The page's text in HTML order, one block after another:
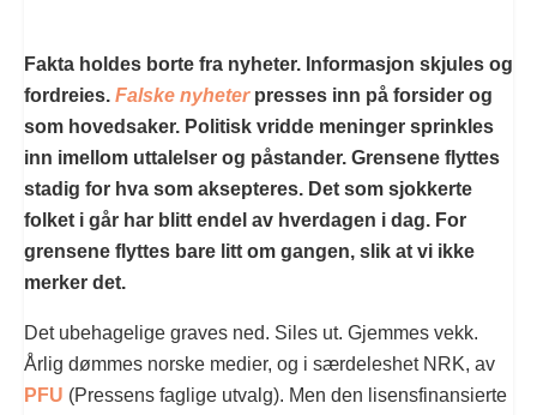
Fakta holdes borte fra nyheter. Informasjon skjules og
fordreies. Falske nyheter presses inn på forsider og
som hovedsaker. Politisk vridde meninger sprinkles
inn imellom uttalelser og påstander. Grensene flyttes
stadig for hva som aksepteres. Det som sjokkerte
folket i går har blitt endel av hverdagen i dag. For
grensene flyttes bare litt om gangen, slik at vi ikke
merker det.
Det ubehagelige graves ned. Siles ut. Gjemmes vekk.
Årlig dømmes norske medier, og i særdeleshet NRK, av
PFU (Pressens faglige utvalg). Men den lisensfinansierte